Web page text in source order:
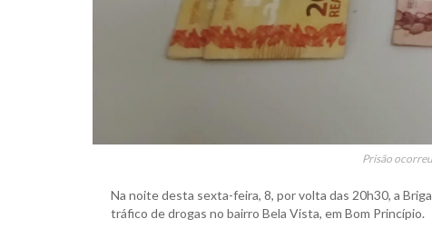
Prisão
Na noite desta sexta-feira, 8, por volta das 20h30, a
tráfico de drogas no bairro Bela Vista, em Bom Princípio.